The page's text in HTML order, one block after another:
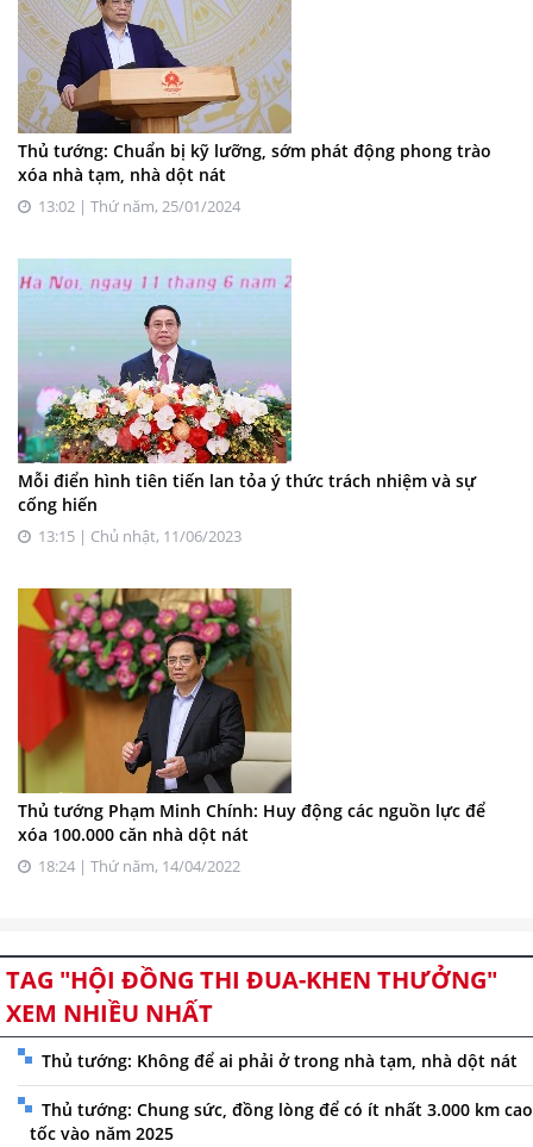
Thủ tướng: Chuẩn bị kỹ lưỡng, sớm phát động phong trào
xóa nhà tạm, nhà dột nát
13:02 | Thứ năm, 25/01/2024
Mỗi điển hình tiên tiến lan tỏa ý thức trách nhiệm và sự
cống hiến
13:15 | Chủ nhật, 11/06/2023
Thủ tướng Phạm Minh Chính: Huy động các nguồn lực để
xóa 100.000 căn nhà dột nát
18:24 | Thứ năm, 14/04/2022
TAG "HỘI ĐỒNG THI ĐUA-KHEN THƯỞNG"
XEM NHIỀU NHẤT
Thủ tướng: Không để ai phải ở trong nhà tạm, nhà dột nát
Thủ tướng: Chung sức, đồng lòng để có ít nhất 3.000 km cao
tốc vào năm 2025